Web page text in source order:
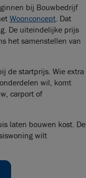
bij Bouwbedrijf
Woonconcept . Dat
De uiteindelijke prijs
het samenstellen van
de startprijs. Wie extra
wil, komt
carport of
laten bouwen kost. De
wilt